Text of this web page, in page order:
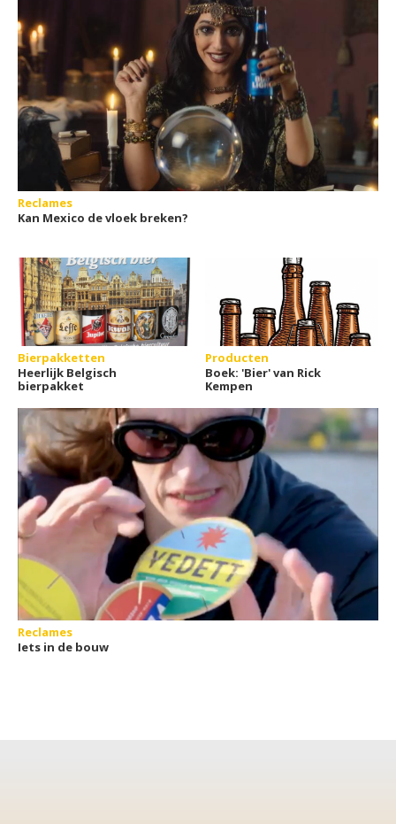
Reclames
Kan Mexico de vloek breken?
Bierpakketten
Heerlijk Belgisch
bierpakket
Producten
Boek: 'Bier' van Rick
Kempen
Reclames
Iets in de bouw